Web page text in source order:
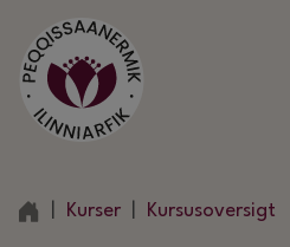
Kurser Kursusoversigt